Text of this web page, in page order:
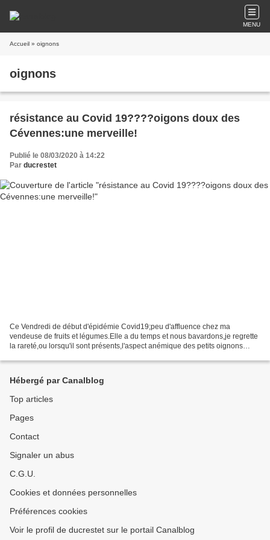
MENU
Accueil » oignons
oignons
résistance au Covid 19????oigons doux des
Cévennes:une merveille!
Publié le 08/03/2020 à 14:22
Par ducrestet
Ce Vendredi de début d'épidémie Covid19;peu d'affluence chez ma
vendeuse de fruits et légumes.Elle a du temps et nous bavardons,je regrette
la rareté,ou lorsqu'il sont présents,l'aspect anémique des petits oignons
Hébergé par Canalblog
Top articles
Pages
Contact
Signaler un abus
C.G.U.
Cookies et données personnelles
Préférences cookies
Voir le profil de ducrestet sur le portail Canalblog